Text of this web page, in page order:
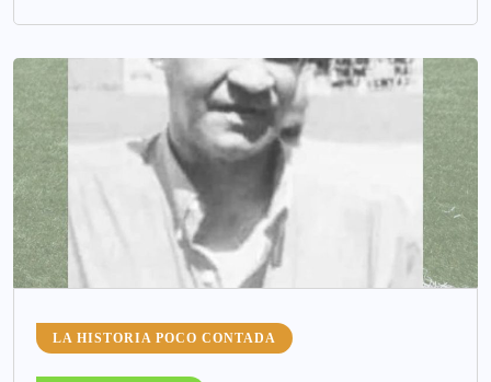
LA HISTORIA POCO CONTADA